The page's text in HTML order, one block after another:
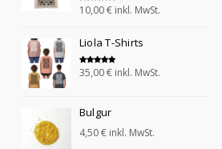
Bewertet mit
5.00
10,00€ inkl. MwSt.
Liola T-Shirts
Bewertet mit
5.00
35,00€ inkl. MwSt.
Bulgur
4,50€ inkl. MwSt.